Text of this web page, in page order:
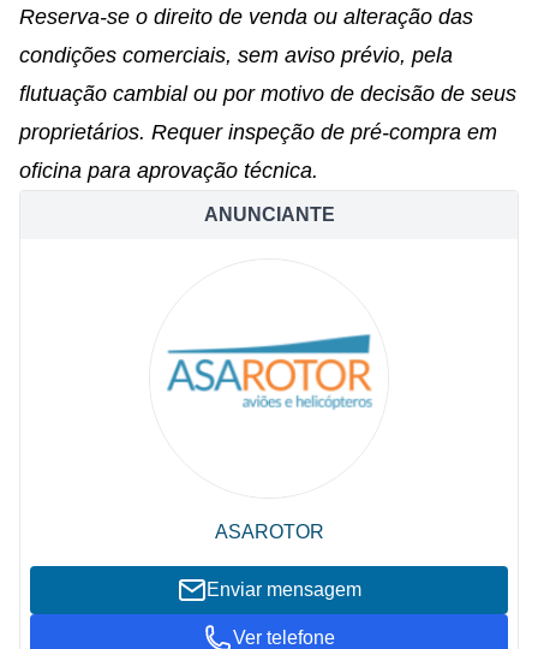
Reserva-se o direito de venda ou alteração das
condições comerciais, sem aviso prévio, pela
flutuação cambial ou por motivo de decisão de seus
proprietários. Requer inspeção de pré-compra em
oficina para aprovação técnica.
ANUNCIANTE
ASAROTOR
Enviar mensagem
Ver telefone